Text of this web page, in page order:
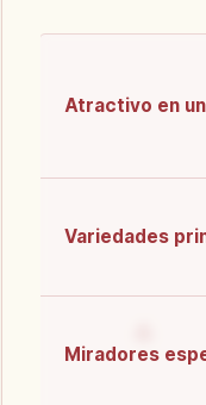
Atractivo en
Variedades
Miradores